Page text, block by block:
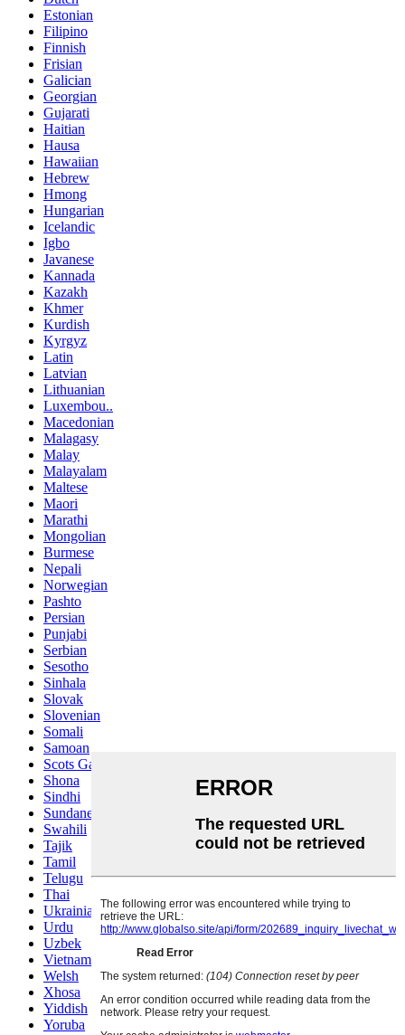
Estonian
Filipino
Finnish
Frisian
Galician
Georgian
Gujarati
Haitian
Hausa
Hawaiian
Hebrew
Hmong
Hungarian
Icelandic
Igbo
Javanese
Kannada
Kazakh
Khmer
Kurdish
Kyrgyz
Latin
Latvian
Lithuanian
Luxembou..
Macedonian
Malagasy
Malay
Malayalam
Maltese
Maori
Marathi
Mongolian
Burmese
Nepali
Norwegian
Pashto
Persian
Punjabi
Serbian
Sesotho
Sinhala
Slovak
Slovenian
Somali
Samoan
Scots Gaelic
Shona
Sindhi
Sundanese
Swahili
Tajik
Tamil
Telugu
Thai
Ukrainian
Urdu
Uzbek
Vietnamese
Welsh
Xhosa
Yiddish
Yoruba